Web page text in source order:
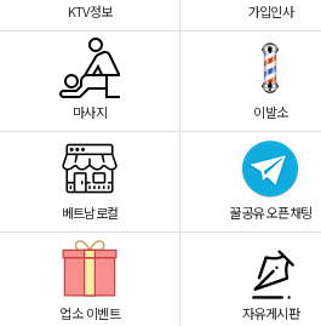
KTV정보 가입인사
마사지 이발소
베트남로컬 꿀공유 오픈채팅
업소 이벤트 자유게시판